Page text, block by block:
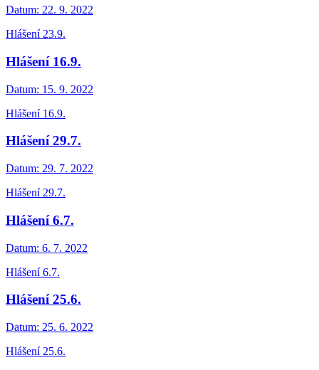
Datum: 22. 9. 2022
Hlášení 23.9.
Hlášení 16.9.
Datum: 15. 9. 2022
Hlášení 16.9.
Hlášení 29.7.
Datum: 29. 7. 2022
Hlášení 29.7.
Hlášení 6.7.
Datum: 6. 7. 2022
Hlášení 6.7.
Hlášení 25.6.
Datum: 25. 6. 2022
Hlášení 25.6.